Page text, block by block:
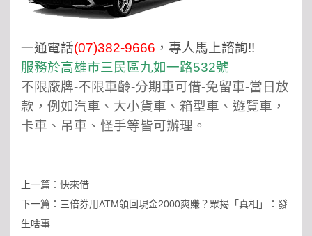
一通電話(07)382-9666 ，專人馬上諮詢!!
服務於高雄市三民區九如一路532號
不限廠牌-不限車齡-分期車可借-免留車-當日放
款，例如汽車、大小貨車、箱型車、遊覽車，
卡車、吊車、怪手等皆可辦理。
上一篇： 快來借
下一篇： 三倍券用ATM領回現金2000爽賺？眾揭「真相」：發
生啥事